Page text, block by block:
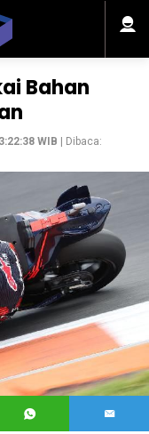
Bahan
WIB | Dibaca: